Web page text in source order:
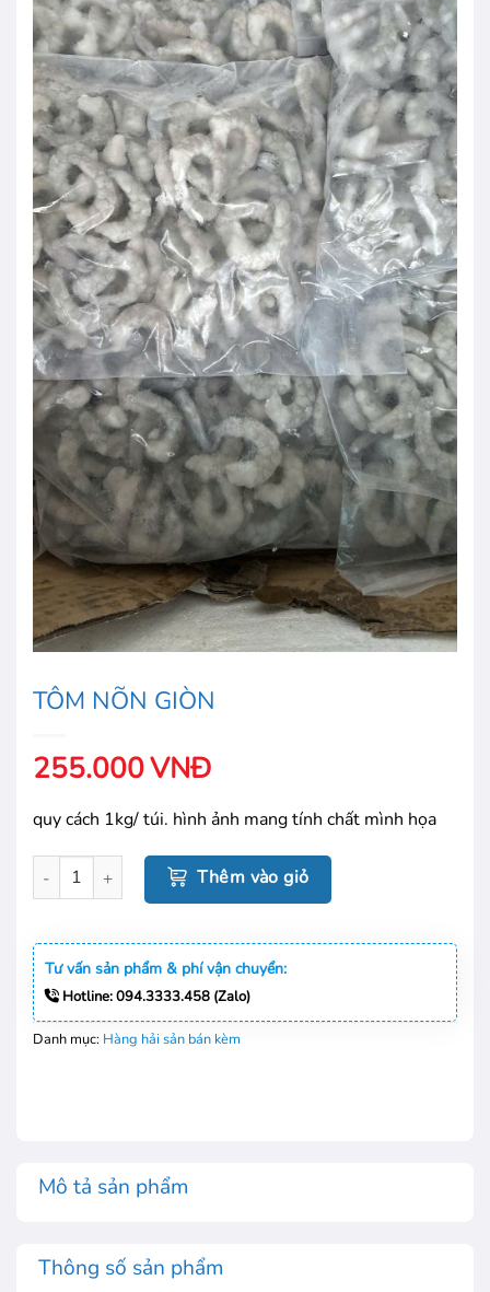
TÔM NÕN GIÒN
255.000VNĐ
quy cách 1kg/ túi. hình ảnh mang tính chất mình họa
TÔM NÕN GIÒN số lượngThêm vào giỏ
Tư vấn sản phẩm & phí vận chuyển:
Hotline: 094.3333.458 (Zalo)
Danh mục: Hàng hải sản bán kèm
Mô tả sản phẩm
Thông số sản phẩm